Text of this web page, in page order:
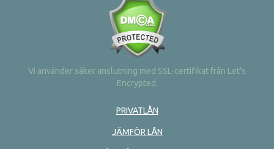
Vi använder säker anslutning med SSL-certifikat från Let's
Encrypted.
PRIVATLÅN
JÄMFÖR LÅN